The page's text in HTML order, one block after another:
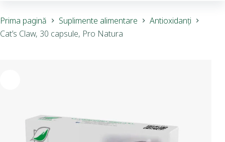
Prima pagină Suplimente alimentare
Antioxidanți
Cat’s Claw, 30 capsule, Pro Natura